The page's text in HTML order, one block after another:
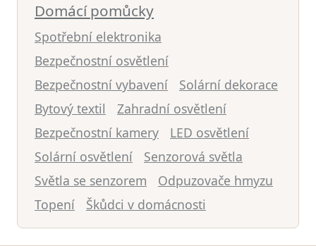
Domácí pomůcky
Spotřební elektronika
Bezpečnostní osvětlení
Bezpečnostní vybavení
Solární dekorace
Bytový textil
Zahradní osvětlení
Bezpečnostní kamery
LED osvětlení
Solární osvětlení
Senzorová světla
Světla se senzorem
Odpuzovače hmyzu
Topení
Škůdci v domácnosti